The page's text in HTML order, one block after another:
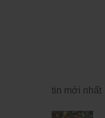
tin mới nhất